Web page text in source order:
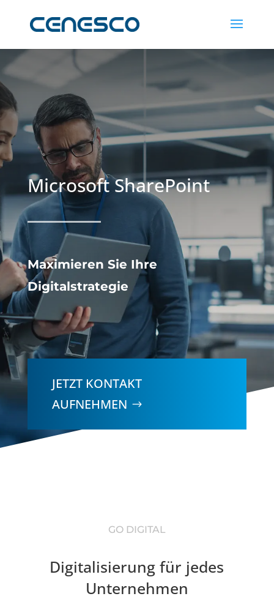
Microsoft SharePoint
Maximieren Sie Ihre
Digitalstrategie
JETZT KONTAKT
AUFNEHMEN
GO DIGITAL
Digitalisierung für jedes
Unternehmen